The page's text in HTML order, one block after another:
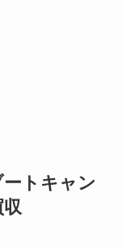
トキャン
収